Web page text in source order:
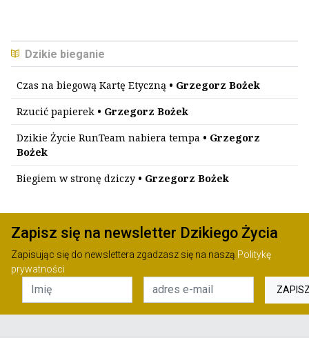
Dzikie bieganie
Czas na biegową Kartę Etyczną • Grzegorz Bożek
Rzucić papierek • Grzegorz Bożek
Dzikie Życie RunTeam nabiera tempa • Grzegorz
Bożek
Biegiem w stronę dziczy• Grzegorz Bożek
Zapisz się na newsletter Dzikiego Życia
Zapisując się do newslettera zgadzasz się na naszą Politykę
prywatności